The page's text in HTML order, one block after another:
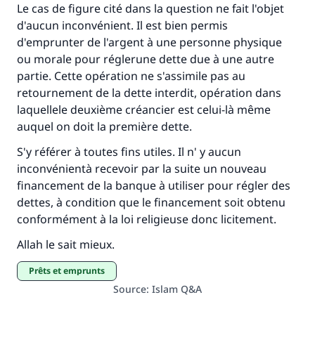
Le cas de figure cité dans la question ne fait l'objet
d'aucun inconvénient. Il est bien permis
d'emprunter de l'argent à une personne physique
ou morale pour réglerune dette due à une autre
partie. Cette opération ne s'assimile pas au
retournement de la dette interdit, opération dans
laquellele deuxième créancier est celui-là même
auquel on doit la première dette.
S'y référer à toutes fins utiles. Il n' y aucun
inconvénientà recevoir par la suite un nouveau
financement de la banque à utiliser pour régler des
dettes, à condition que le financement soit obtenu
conformément à la loi religieuse donc licitement.
Allah le sait mieux.
prêts et emprunts
Source: Islam Q&A
Faites une différence dans la vie de
millions de personnes grâce à votre
contribution
Le Messager d'Allah (Paix sur lui) a dit:
"Celui qui indique une bonne action obtient la
même récompense que celui qui le fait."
(MOUSLIM 1893)
Soutenez IslamQA